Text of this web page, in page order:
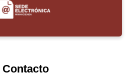
Contacto